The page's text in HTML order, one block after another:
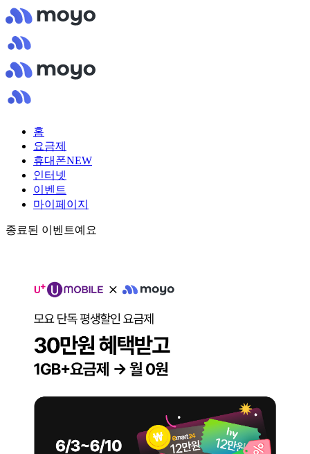
홈
요금제
휴대폰NEW
인터넷
이벤트
마이페이지
종료된 이벤트예요